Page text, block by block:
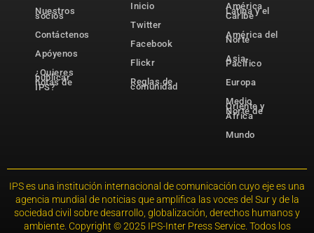
Nuestros
socios
Contáctenos
Apóyenos
¿Quieres
publicar
notas de
IPS?
Inicio
Twitter
Facebook
Flickr
Reglas de
comunidad
América
Latina y el
Caribe
América del
Norte
Asia-
Pacífico
Europa
Medio
Oriente y
Norte de
África
Mundo
IPS es una institución internacional de comunicación cuyo eje es una
agencia mundial de noticias que amplifica las voces del Sur y de la
sociedad civil sobre desarrollo, globalización, derechos humanos y
ambiente. Copyright © 2025 IPS-Inter Press Service. Todos los